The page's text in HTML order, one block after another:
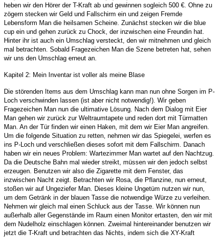
heben wir den Hörer der T-Kraft ab und gewinnen sogleich 500 €. Ohne zu
zögern stecken wir Geld und Fallschirm ein und zeigen Fremde
Lebensform Man die heilsamen Scheine. Zunächst stecken wir die blue
cup ein und gehen zurück zu Chock, der inzwischen eine Freundin hat.
Hinter ihr ist auch ein Umschlag versteckt, den wir mitnehmen und gleich
mal betrachten. Sobald Fragezeichen Man die Szene betreten hat, sehen
wir uns den Umschlag erneut an.
Kapitel 2: Mein Inventar ist voller als meine Blase
Die störenden Items aus dem Umschlag kann man nun ohne Sorgen im P-
Loch verschwinden lassen (ist aber nicht notwendig!). Wir geben
Fragezeichen Man nun die ultimative Lösung. Nach dem Dialog mit Eier
Man gehen wir zurück zur Weltraumtapete und reden dort mit Türmatten
Man. An der Tür finden wir einen Haken, mit dem wir Eier Man angreifen.
Um die folgende Situation zu retten, nehmen wir das Spiegelei, werfen es
ins P-Loch und verschließen dieses sofort mit dem Fallschirm. Danach
haben wir ein neues Problem: Wartezimmer Man wartet auf den Nachtzug.
Da die Deutsche Bahn mal wieder streikt, müssen wir den jedoch selbst
erzeugen. Benutzen wir also die Zigarette mit dem Fenster, das
inzwischen Nacht zeigt. Betrachten wir Rosa, die Pflanzine, nun erneut,
stoßen wir auf Ungeziefer Man. Dieses kleine Ungetüm nutzen wir nun,
um dem Getränk in der blauen Tasse die notwendige Würze zu verleihen.
Nehmen wir gleich mal einen Schluck aus der Tasse. Wir können nun
außerhalb aller Gegenstände im Raum einen Monitor ertasten, den wir mit
dem Nudelholz einschlagen können. Zweimal hintereinander benutzen wir
jetzt die T-Kraft und betrachten das Nichts, indem sich die XY-Kraft